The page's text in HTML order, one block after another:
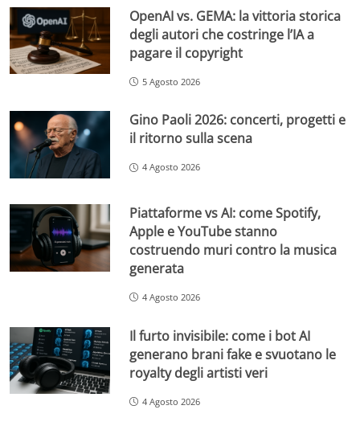
OpenAI vs. GEMA: la vittoria storica
degli autori che costringe l’IA a
pagare il copyright
5 Agosto 2026
Gino Paoli 2026: concerti, progetti e
il ritorno sulla scena
4 Agosto 2026
Piattaforme vs AI: come Spotify,
Apple e YouTube stanno
costruendo muri contro la musica
generata
4 Agosto 2026
Il furto invisibile: come i bot AI
generano brani fake e svuotano le
royalty degli artisti veri
4 Agosto 2026